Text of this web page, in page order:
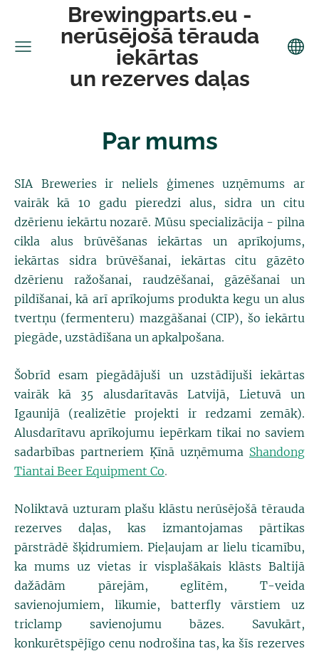
Brewingparts.eu -
nerūsējošā tērauda
iekārtas
un rezerves daļas
Par mums
SIA Breweries ir neliels ģimenes uzņēmums ar
vairāk kā 10 gadu pieredzi alus, sidra un citu
dzērienu iekārtu nozarē. Mūsu specializācija - pilna
cikla alus brūvēšanas iekārtas un aprīkojums,
iekārtas sidra brūvēšanai, iekārtas citu gāzēto
dzērienu ražošanai, raudzēšanai, gāzēšanai un
pildīšanai, kā arī aprīkojums produkta kegu un alus
tvertņu (fermenteru) mazgāšanai (CIP), šo iekārtu
piegāde, uzstādīšana un apkalpošana.
Šobrīd esam piegādājuši un uzstādījuši iekārtas
vairāk kā 35 alusdarītavās Latvijā, Lietuvā un
Igaunijā (realizētie projekti ir redzami zemāk).
Alusdarītavu aprīkojumu iepērkam tikai no saviem
sadarbības partneriem Ķīnā uzņēmuma Shandong
Tiantai Beer Equipment Co.
Noliktavā uzturam plašu klāstu nerūsējošā tērauda
rezerves daļas, kas izmantojamas pārtikas
pārstrādē šķidrumiem. Pieļaujam ar lielu ticamību,
ka mums uz vietas ir visplašākais klāsts Baltijā
dažādām pārejām, eglītēm, T-veida
savienojumiem, līkumie, batterfly vārstiem uz
triclamp savienojumu bāzes. Savukārt,
konkurētspējīgo cenu nodrošina tas, ka šīs rezerves